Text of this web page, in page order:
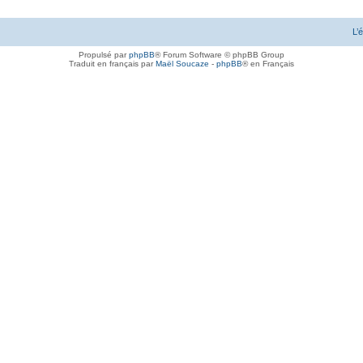
Propulsé parphpBB® Forum Software © phpBB Group
Traduit en français parMaël Soucaze - phpBB® en Français